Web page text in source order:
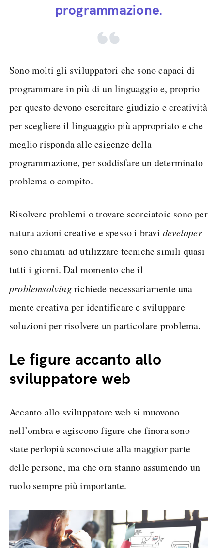
programmazione.
Sono molti gli sviluppatori che sono capaci di
programmare in più di un linguaggio e, proprio
per questo devono esercitare giudizio e creatività
per scegliere il linguaggio più appropriato e che
meglio risponda alle esigenze della
programmazione, per soddisfare un determinato
problema o compito.
Risolvere problemi o trovare scorciatoie sono per
natura azioni creative e spesso i bravideveloper
sono chiamati ad utilizzare tecniche simili quasi
tutti i giorni. Dal momento che il
problemsolvingrichiede necessariamente una
mente creativa per identificare e sviluppare
soluzioni per risolvere un particolare problema.
Le figure accanto allo
sviluppatore web
Accanto allo sviluppatore web si muovono
nell’ombra e agiscono figure che finora sono
state perlopiù sconosciute alla maggior parte
delle persone, ma che ora stanno assumendo un
ruolo sempre più importante.